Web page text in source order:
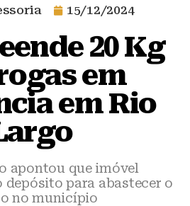
15/12/2024
20 Kg
em
em Rio
apontou que imóvel
para abastecer o
no município